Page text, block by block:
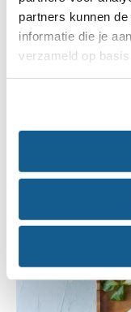
partners kunnen
informatie die je
verzameld op